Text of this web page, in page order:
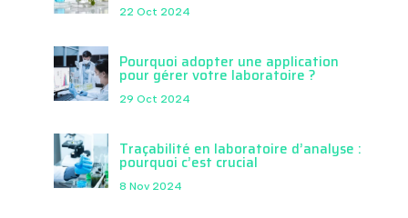
22 Oct 2024
Pourquoi adopter une application
pour gérer votre laboratoire ?
29 Oct 2024
Traçabilité en laboratoire d’analyse :
pourquoi c’est crucial
8 Nov 2024